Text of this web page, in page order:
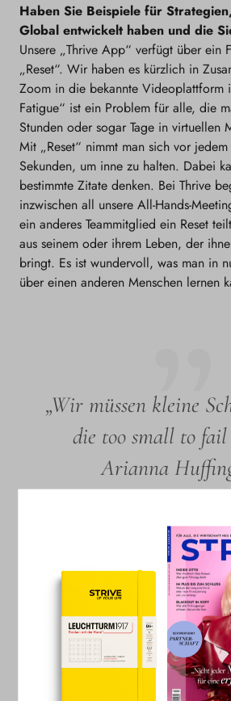
Haben Sie Beispiele für
Global entwickelt haben und die
Unsere „Thrive App“ verfügt über ein
„Reset“. Wir haben es kürzlich in
Zoom in die bekannte Videoplattform
Fatigue“ ist ein Problem für alle, die
Stunden oder sogar Tage in virtuellen
Mit „Reset“ nimmt man sich vor
Sekunden, um inne zu halten. Dabei
bestimmte Zitate denken. Bei Thrive
inzwischen all unsere All-Hands-
ein anderes Teammitglied ein Reset
aus seinem oder ihrem Leben, der
bringt. Es ist wundervoll, was man in
über einen anderen Menschen lernen
„Wir müssen kleine
die too small to fail
Arianna
Die virtuelle Welt hat unser Leben
Griff als zuvor. Aber Sie
Stressfaktor mit noch mehr
Es klingt paradox, aber das ist die
mehr und meh r sehen: Technologische
helfen, unsere Beziehung mit der
hat unser Leben